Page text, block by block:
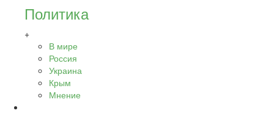
Политика
+
В мире
Россия
Украина
Крым
Мнение